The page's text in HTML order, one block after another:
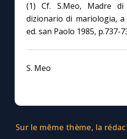
(1) Cf. S.Meo, Madre
dizionario di mariologia, a
ed. san Paolo 1985, p.737-
S. Meo
Sur le même thème, la